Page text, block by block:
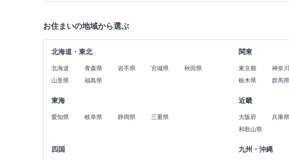
お住まいの地域から選ぶ
北海道・東北
北海道 青森県 岩手県 宮城県
秋田県
山形県
福島県
関東
東京都 神奈
栃木県
群馬県
東海
愛知県 岐阜県 静岡県 三重県
近畿
大阪府 兵庫県
和歌山県
四国 九州・沖縄